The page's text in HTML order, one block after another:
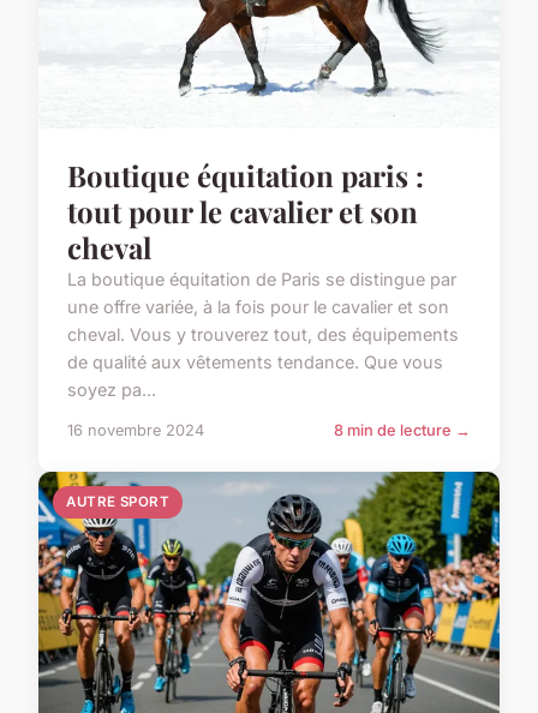
Boutique équitation paris :
tout pour le cavalier et son
cheval
La boutique équitation de Paris se distingue par
une offre variée, à la fois pour le cavalier et son
cheval. Vous y trouverez tout, des équipements
de qualité aux vêtements tendance. Que vous
soyez pa...
16 novembre 2024 8 min de lecture →
AUTRE SPORT